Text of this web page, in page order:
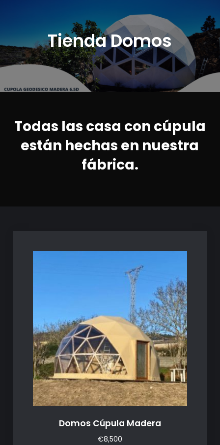
Tienda Domos
Todas las casa con cúpula
están hechas en nuestra
fábrica.
Domos Cúpula Madera
€8,500